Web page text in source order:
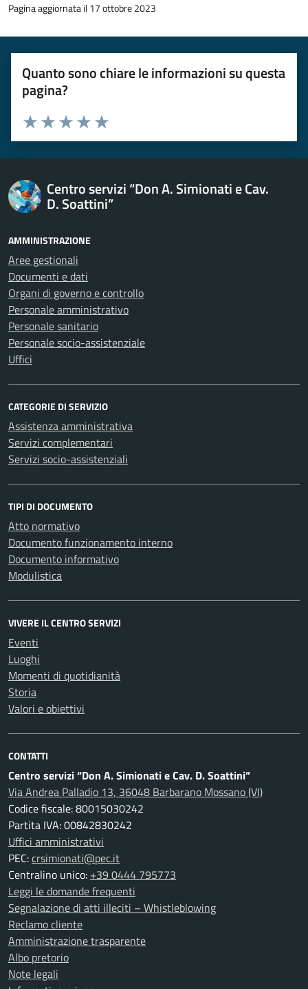
Pagina aggiornata il 17 ottobre 2023
Quanto sono chiare le informazioni su questa
pagina?
Esprimi una valutazione
Valuta 5 stelle su 5
Valuta 4 stelle su 5
Valuta 3 stelle su 5
Valuta 2 stelle su 5
Valuta 1 stelle su 5
Centro servizi “Don A. Simionati e Cav.
D. Soattini”
AMMINISTRAZIONE
Aree gestionali
Documenti e dati
Organi di governo e controllo
Personale amministrativo
Personale sanitario
Personale socio-assistenziale
Uffici
CATEGORIE DI SERVIZIO
Assistenza amministrativa
Servizi complementari
Servizi socio-assistenziali
TIPI DI DOCUMENTO
Atto normativo
Documento funzionamento interno
Documento informativo
Modulistica
VIVERE IL CENTRO SERVIZI
Eventi
Luoghi
Momenti di quotidianità
Storia
Valori e obiettivi
CONTATTI
Centro servizi “Don A. Simionati e Cav. D. Soattini”
Via Andrea Palladio 13, 36048 Barbarano Mossano (VI)
Codice fiscale: 80015030242
Partita IVA: 00842830242
Uffici amministrativi
PEC:crsimionati@pec.it
Centralino unico: +39 0444 795773
Leggi le domande frequenti
Segnalazione di atti illeciti – Whistleblowing
Reclamo cliente
Amministrazione trasparente
Albo pretorio
Note legali